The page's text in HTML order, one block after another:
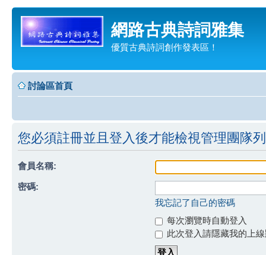
網路古典詩詞雅集
優質古典詩詞創作發表區！
討論區首頁
您必須註冊並且登入後才能檢視管理團隊
會員名稱:
密碼:
我忘記了自己的密碼
每次瀏覽時自動登入
此次登入請隱藏我的上